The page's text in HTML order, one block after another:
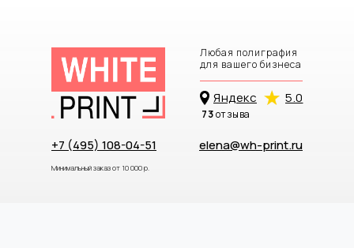
elena@wh-print.ru
+7 (495) 108-04-51
Любая полиграфия
для вашего бизнеса
Яндекc 5.0
73отзыва
Минимальный заказ от 10 000 р.